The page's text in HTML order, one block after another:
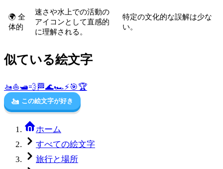
🌍 全
体的
速さや水上での活動の
アイコンとして直感的
に理解される。
特定の文化的な誤解は少な
い。
似ている絵文字
🚤⛵🛥️💨 🏁🌊🏎️⚡🎯🏆
🚤 この絵文字が好き
ホーム
すべての絵文字
旅行と場所